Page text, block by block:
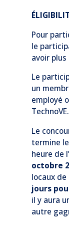
Pour
le
avoir plus
Le
un
employé
TechnoVE.
Le
termine le
heure de
octobre
locaux de
jours
il y aura
autre